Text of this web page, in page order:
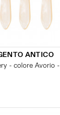
ANTICO
- colore Avorio -